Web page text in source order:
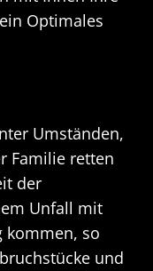
Optimales
Umständen,
Familie retten
der
Unfall mit
kommen, so
und